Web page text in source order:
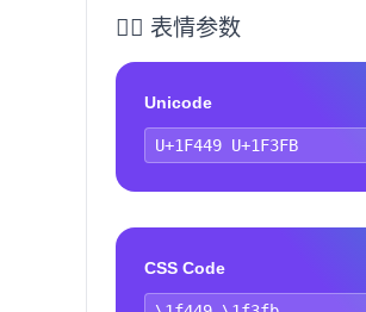
👉🏻 表情参数
Unicode
CSS Code